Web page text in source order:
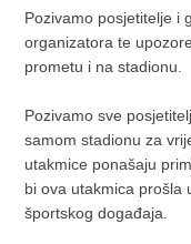
Pozivamo posjetitelje i
organizatora te
prometu i na stadionu.
Pozivamo sve
samom stadionu za
utakmice ponašaju
bi ova utakmica prošla
športskog događaja.